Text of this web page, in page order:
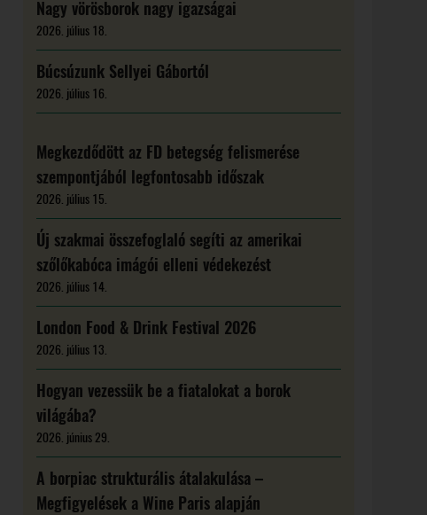
Nagy vörösborok nagy igazságai
2026. július 18.
Búcsúzunk Sellyei Gábortól
2026. július 16.
Megkezdődött az FD betegség felismerése
szempontjából legfontosabb időszak
2026. július 15.
Új szakmai összefoglaló segíti az amerikai
szőlőkabóca imágói elleni védekezést
2026. július 14.
London Food & Drink Festival 2026
2026. július 13.
Hogyan vezessük be a fiatalokat a borok
világába?
2026. június 29.
A borpiac strukturális átalakulása –
Megfigyelések a Wine Paris alapján